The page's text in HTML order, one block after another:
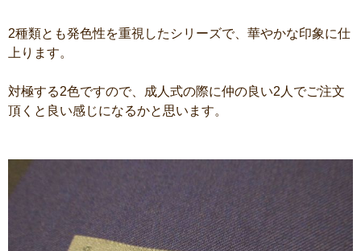
2種類とも発色性を重視したシリーズで、華やかな印象に仕
上ります。
対極する2色ですので、成人式の際に仲の良い2人でご注文
頂くと良い感じになるかと思います。